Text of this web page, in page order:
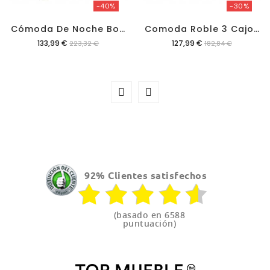
-40%
C
Ómoda De Noche Bonnie 3c
Precio
133,99 € 223,32 €
-30%
C
Omoda Roble 3 Cajones Rachele
Precio
127,99 € 182,84 €
92% Clientes satisfechos
(basado en 6588
puntuación)